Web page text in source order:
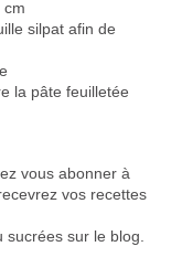
cm
silpat afin de
la pâte feuilletée
vous abonner à
vos recettes
sur le blog.